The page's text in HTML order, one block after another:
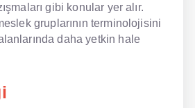
gibi konular yer alır.
gruplarının terminolojisini
daha yetkin hale